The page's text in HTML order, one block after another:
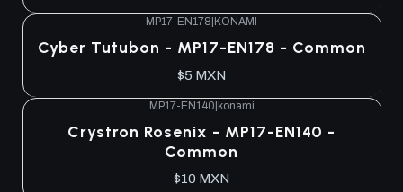
MP17-EN178 KONAMI
Cyber Tutubon - MP17-EN178 - Common
$5 MXN
MP17-EN140|konami
Crystron Rosenix - MP17-EN140 -
Common
$10 MXN